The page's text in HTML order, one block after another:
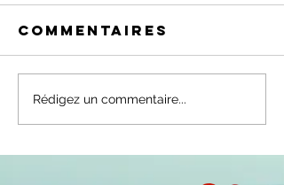
Seul est
libre celui
Commentaires
Rédigez un commentaire...